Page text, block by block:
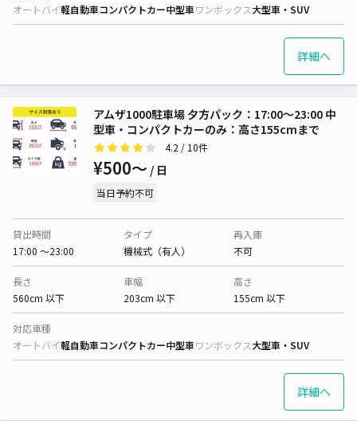
オートバイ軽自動車コンパクトカー中型車ワンボックス大型車・SUV
詳細へ
アムザ1000駐車場 夕方パック：17:00～23:00 中
型車・コンパクトカーのみ：高さ155cmまで
4.2 / 10件
¥500〜 / 日
当日予約不可
貸出時間
17:00 〜23:00
タイプ
機械式（有人）
再入庫
不可
長さ
560cm 以下
車幅
203cm 以下
高さ
155cm 以下
対応車種
オートバイ軽自動車コンパクトカー中型車ワンボックス大型車・SUV
詳細へ